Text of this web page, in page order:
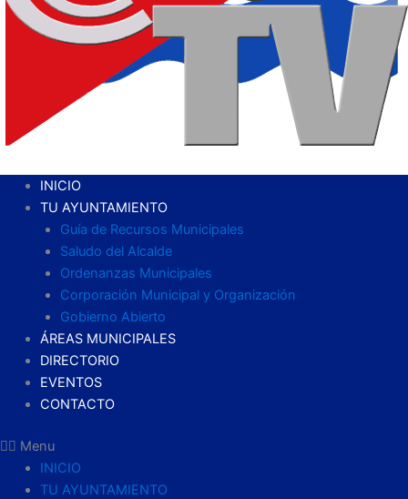
INICIO
TU AYUNTAMIENTO
Guía de Recursos Municipales
Saludo del Alcalde
Ordenanzas Municipales
Corporación Municipal y Organización
Gobierno Abierto
ÁREAS MUNICIPALES
DIRECTORIO
EVENTOS
CONTACTO
Menu
INICIO
TU AYUNTAMIENTO